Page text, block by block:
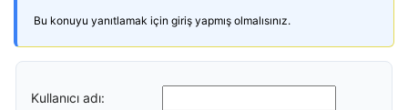
Bu konuyu yanıtlamak için giriş yapmış olmalısınız.
Kullanıcı adı: